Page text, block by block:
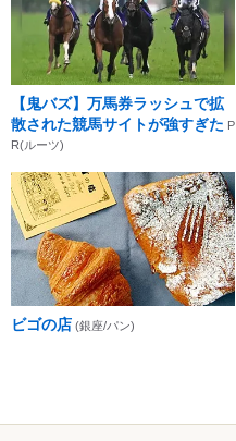
【鬼バズ】万馬券ラッシュで拡
散された競馬サイトが強すぎた P
R(ルーツ)
ビゴの店 (銀座/パン)